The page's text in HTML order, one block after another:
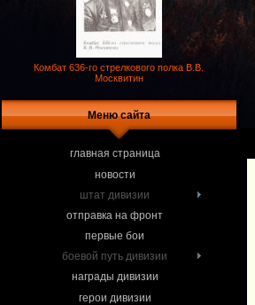
Комбат 636-го стрелкового полка В.В.
Москвитин
Меню сайта
главная страница
новости
штат дивизии
отправка на фронт
первые бои
боевой путь дивизии
награды дивизии
герои дивизии